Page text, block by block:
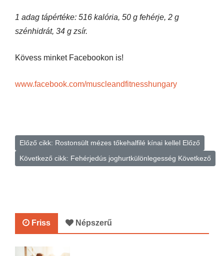
1 adag tápértéke: 516 kalória, 50 g fehérje, 2 g
szénhidrát, 34 g zsír.
Kövess minket Facebookon is!
www.facebook.com/muscleandfitnesshungary
Előző cikk: Rostonsült mézes tőkehalfilé kínai kellel Előző
Következő cikk: Fehérjedús joghurtkülönlegesség Következő
Friss Népszerű